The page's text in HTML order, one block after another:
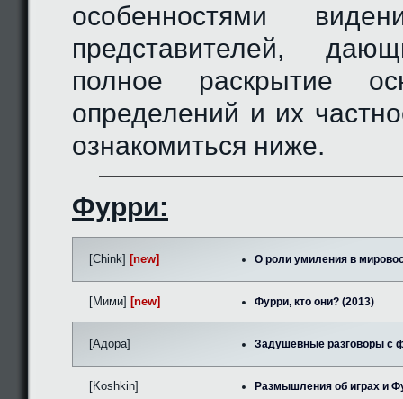
особенностями
представителей,
полное раскрытие
определений и их
ознакомиться ниже.
Фурри:
[Chink] [new] О роли умиления в
[Мими] [new] Фурри, кто они? (2013)
[Адора] Задушевные разговоры с
[Koshkin] Размышления об играх и